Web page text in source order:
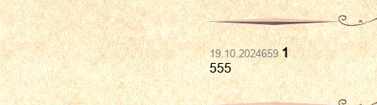
19.10.20246591
555